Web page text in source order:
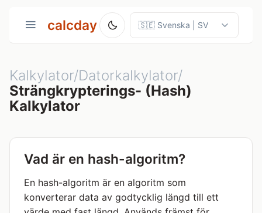
calcday
Kalkylator/Datorkalkylator/
Strängkrypterings- (Hash)
Kalkylator
Vad är en hash-algoritm?
En hash-algoritm är en algoritm som
konverterar data av godtycklig längd till ett